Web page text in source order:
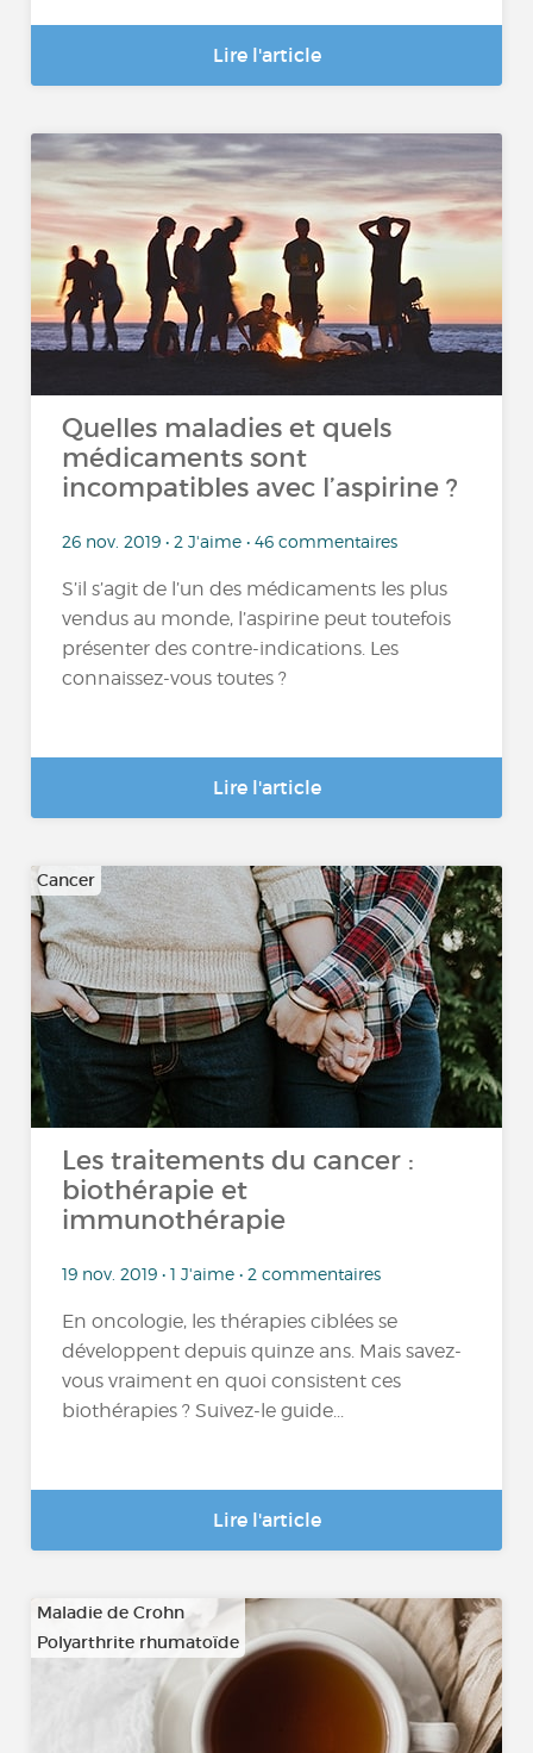
Lire l'article
Quelles maladies et quels
médicaments sont
incompatibles avec l’aspirine ?
26 nov. 2019 • 2 J'aime • 46 commentaires
S’il s’agit de l’un des médicaments les plus
vendus au monde, l’aspirine peut toutefois
présenter des contre-indications. Les
connaissez-vous toutes ?
Lire l'article
Cancer
Les traitements du cancer :
biothérapie et
immunothérapie
19 nov. 2019 • 1 J'aime • 2 commentaires
En oncologie, les thérapies ciblées se
développent depuis quinze ans. Mais savez-
vous vraiment en quoi consistent ces
biothérapies ? Suivez-le guide...
Lire l'article
Maladie de Crohn
Polyarthrite rhumatoïde